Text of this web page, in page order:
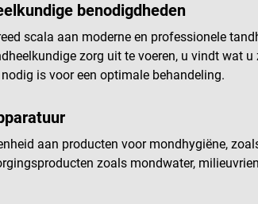
benodigdheden
scala aan moderne en professionele
zorg uit te voeren, u vindt wat
is voor een optimale behandeling.
aan producten voor mondhygiëne,
zoals mondwater,